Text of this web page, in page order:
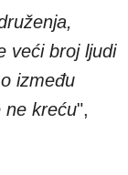
veći broj ljudi
između
ne kreću",